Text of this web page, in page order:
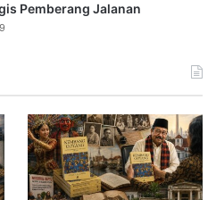
Pemberang Jalanan